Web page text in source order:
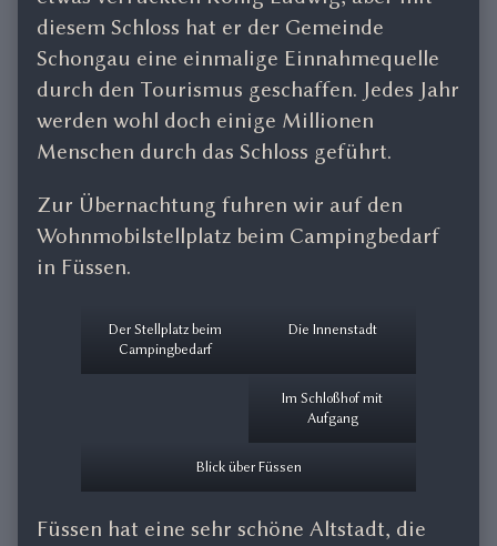
diesem Schloss hat er der Gemeinde
Schongau eine einmalige Einnahmequelle
durch den Tourismus geschaffen. Jedes Jahr
werden wohl doch einige Millionen
Menschen durch das Schloss geführt.
Zur Übernachtung fuhren wir auf den
Wohnmobilstellplatz beim Campingbedarf
in Füssen.
Der Stellplatz beim
Campingbedarf
Die Innenstadt
Im Schloßhof mit
Aufgang
Blick über Füssen
Füssen hat eine sehr schöne Altstadt, die